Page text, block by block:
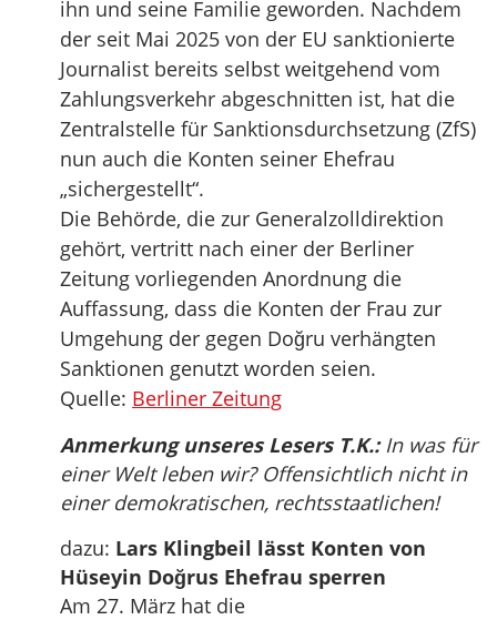
ihn und seine Familie geworden. Nachdem
der seit Mai 2025 von der EU sanktionierte
Journalist bereits selbst weitgehend vom
Zahlungsverkehr abgeschnitten ist, hat die
Zentralstelle für Sanktionsdurchsetzung (ZfS)
nun auch die Konten seiner Ehefrau
„sichergestellt“.
Die Behörde, die zur Generalzolldirektion
gehört, vertritt nach einer der Berliner
Zeitung vorliegenden Anordnung die
Auffassung, dass die Konten der Frau zur
Umgehung der gegen Doğru verhängten
Sanktionen genutzt worden seien.
Quelle: Berliner Zeitung
Anmerkung unseres Lesers T.K.:In was für
einer Welt leben wir? Offensichtlich nicht in
einer demokratischen, rechtsstaatlichen!
dazu: Lars Klingbeil lässt Konten von
Hüseyin Doğrus Ehefrau sperren
Am 27. März hat die